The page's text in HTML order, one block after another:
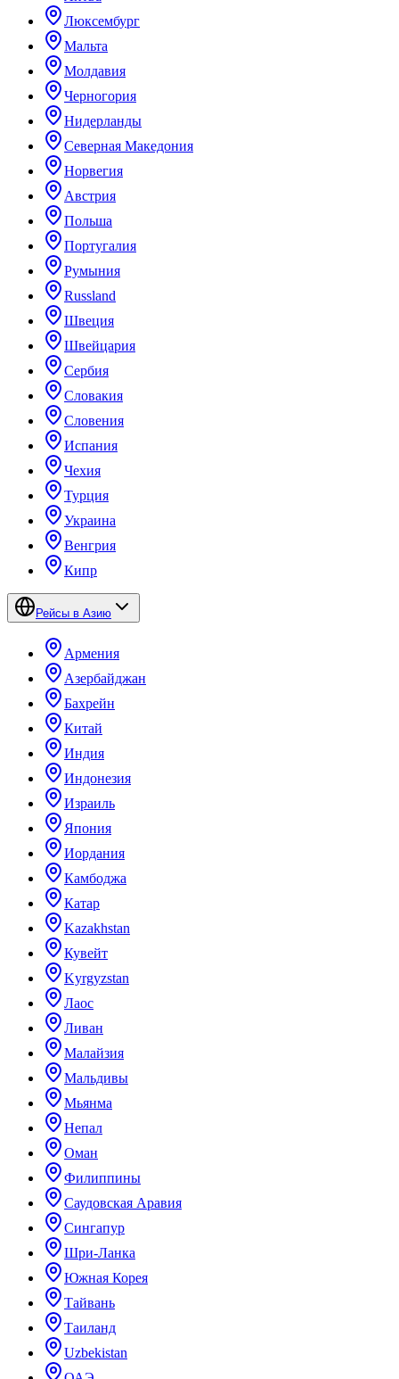
Люксембург
Мальта
Молдавия
Черногория
Нидерланды
Северная Македония
Норвегия
Австрия
Польша
Португалия
Румыния
Russland
Швеция
Швейцария
Сербия
Словакия
Словения
Испания
Чехия
Турция
Украина
Венгрия
Кипр
Рейсы в Азию
Армения
Азербайджан
Бахрейн
Китай
Индия
Индонезия
Израиль
Япония
Иордания
Камбоджа
Катар
Kazakhstan
Кувейт
Kyrgyzstan
Лаос
Ливан
Малайзия
Мальдивы
Мьянма
Непал
Оман
Филиппины
Саудовская Аравия
Сингапур
Шри-Ланка
Южная Корея
Тайвань
Таиланд
Uzbekistan